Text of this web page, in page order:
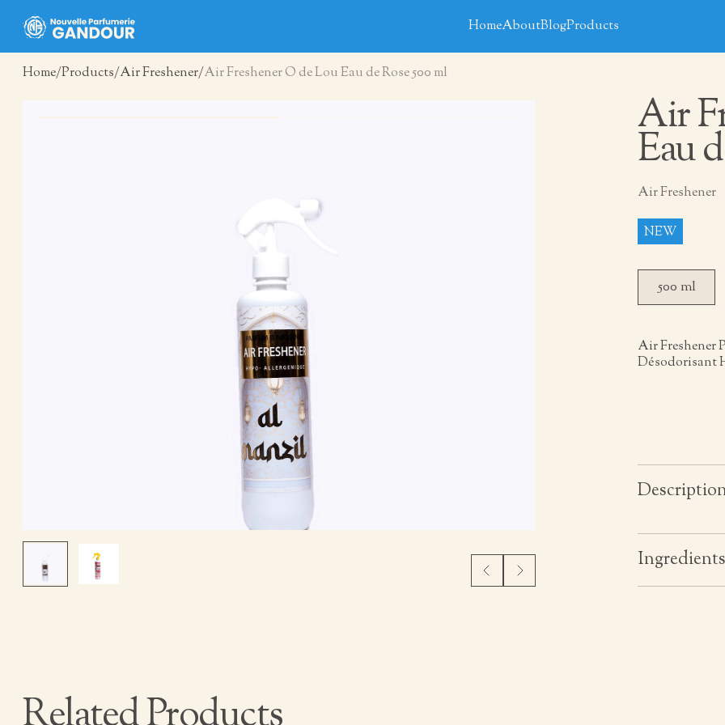
HomeAboutBlogProducts
Home Products Air Freshener Air Freshener O de Lou Eau de Rose 500 ml
Air
Eau
Air Freshener
NEW
500 ml
Air Freshener
Désodorisant
Ingredients